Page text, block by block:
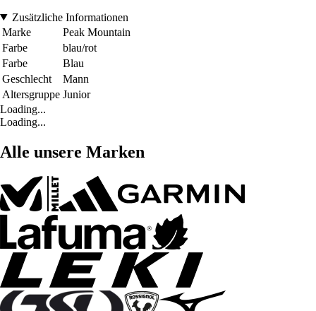
Zusätzliche Informationen
Marke
Peak Mountain
Farbe
blau/rot
Farbe
Blau
Geschlecht
Mann
Altersgruppe Junior
Loading...
Loading...
Alle unsere Marken